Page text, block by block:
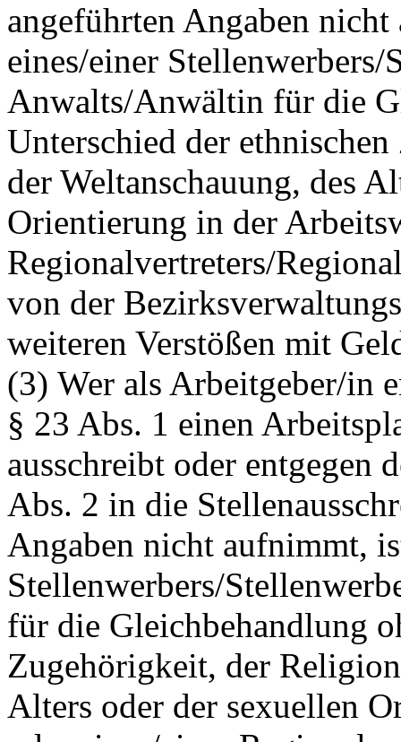
angeführten Angaben
eines/einer
Anwalts/Anwältin für die
Unterschied der
der Weltanschauung, des
Orientierung in der
Regionalvertreters/
von der
weiteren Verstößen mit
(3) Wer als Arbeitgeber/in
§ 23 Abs. 1 einen
ausschreibt oder entgegen
Abs. 2 in die
Angaben nicht aufnimmt,
Stellenwerbers/
für die Gleichbehandlung
Zugehörigkeit, der
Alters oder der sexuellen